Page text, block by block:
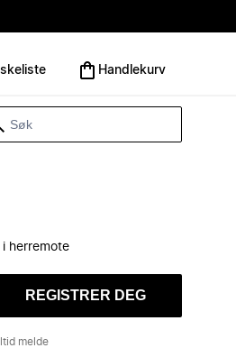
Handlekurv
herremote
REGISTRER DEG
melde